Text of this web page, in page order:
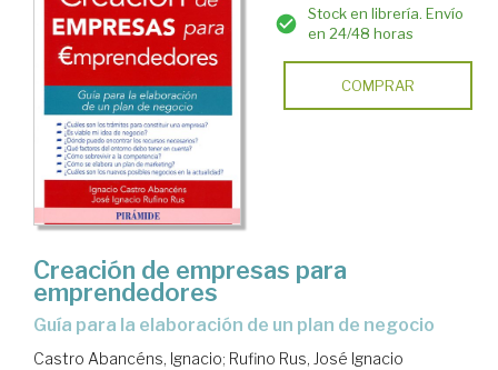
Stock en librería. Envío
en 24/48 horas
COMPRAR
Creación de empresas para
emprendedores
guía para la elaboración de un plan de negocio
Castro Abancéns, Ignacio; Rufino Rus, José Ignacio